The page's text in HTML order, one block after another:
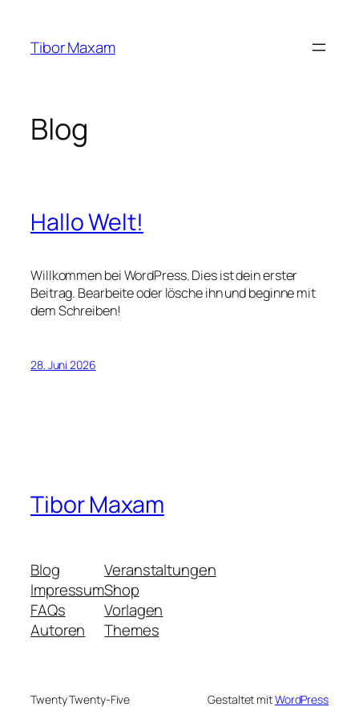
springen
Tibor Maxam
Blog
Hallo Welt!
Willkommen bei WordPress. Dies ist dein erster
Beitrag. Bearbeite oder lösche ihn und beginne mit
dem Schreiben!
28. Juni 2026
Tibor Maxam
Blog
Impressum
FAQs
Autoren
Veranstaltungen
Shop
Vorlagen
Themes
Twenty Twenty-Five Gestaltet mitWordPress